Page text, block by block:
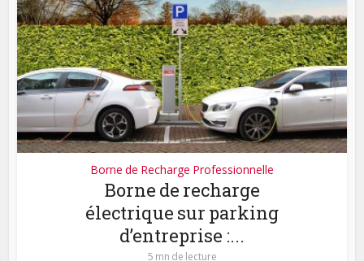
Borne de Recharge Professionnelle
Borne de recharge
électrique sur parking
d’entreprise :...
5 mn de lecture